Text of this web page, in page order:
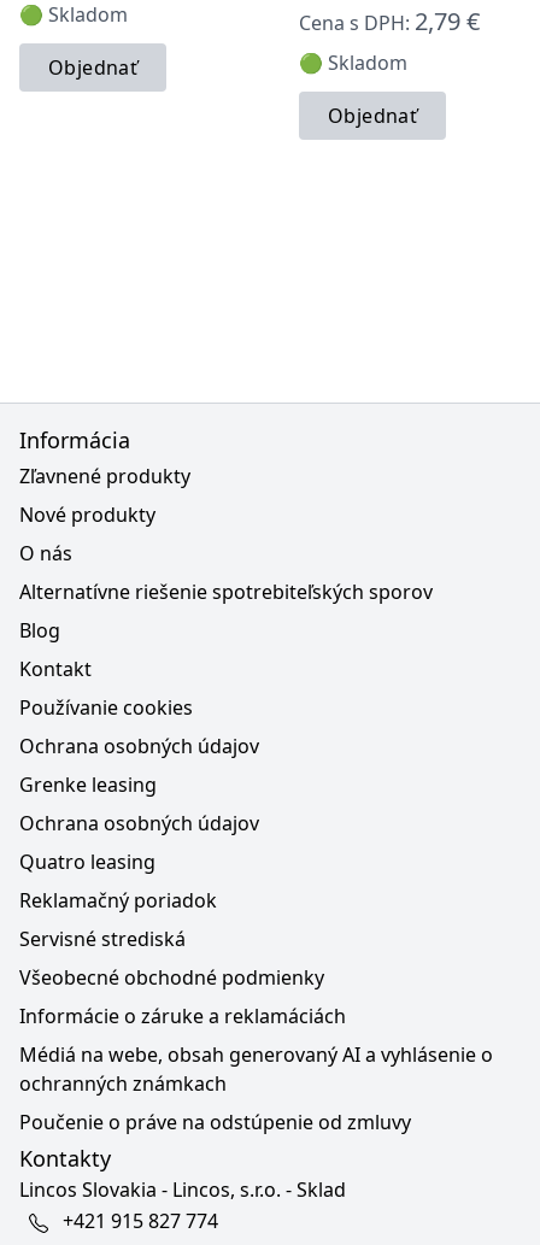
🟢 Skladom
Objednať
Cena s DPH: 2,79 €
🟢 Skladom
Objednať
Informácia
Zľavnené produkty
Nové produkty
O nás
Alternatívne riešenie spotrebiteľských sporov
Blog
Kontakt
Používanie cookies
Ochrana osobných údajov
Grenke leasing
Ochrana osobných údajov
Quatro leasing
Reklamačný poriadok
Servisné strediská
Všeobecné obchodné podmienky
Informácie o záruke a reklamáciách
Médiá na webe, obsah generovaný AI a vyhlásenie o
ochranných známkach
Poučenie o práve na odstúpenie od zmluvy
Kontakty
Lincos Slovakia - Lincos, s.r.o. - Sklad
+421 915 827 774